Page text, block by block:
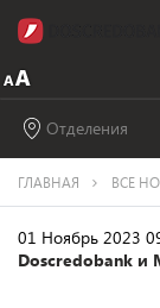
Отделения
ГЛАВНАЯ ВСЕ
01 Ноябрь 2023
Doscredobank и